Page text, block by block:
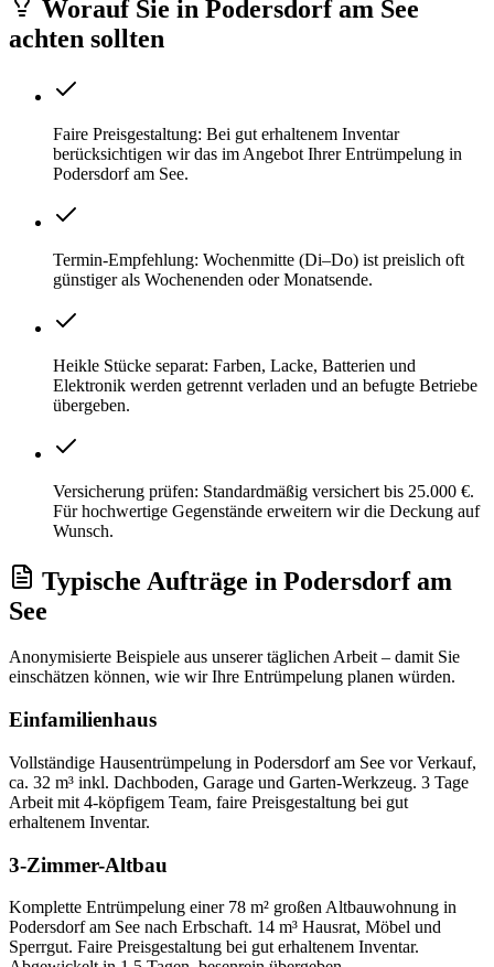
Worauf Sie in Podersdorf am See
achten sollten
Faire Preisgestaltung: Bei gut erhaltenem Inventar
berücksichtigen wir das im Angebot Ihrer Entrümpelung in
Podersdorf am See.
Termin-Empfehlung: Wochenmitte (Di–Do) ist preislich oft
günstiger als Wochenenden oder Monatsende.
Heikle Stücke separat: Farben, Lacke, Batterien und
Elektronik werden getrennt verladen und an befugte Betriebe
übergeben.
Versicherung prüfen: Standardmäßig versichert bis 25.000 €.
Für hochwertige Gegenstände erweitern wir die Deckung auf
Wunsch.
Typische Aufträge in Podersdorf am
See
Anonymisierte Beispiele aus unserer täglichen Arbeit – damit Sie
einschätzen können, wie wir Ihre Entrümpelung planen würden.
Einfamilienhaus
Vollständige Hausentrümpelung in Podersdorf am See vor Verkauf,
ca. 32 m³ inkl. Dachboden, Garage und Garten-Werkzeug. 3 Tage
Arbeit mit 4-köpfigem Team, faire Preisgestaltung bei gut
erhaltenem Inventar.
3-Zimmer-Altbau
Komplette Entrümpelung einer 78 m² großen Altbauwohnung in
Podersdorf am See nach Erbschaft. 14 m³ Hausrat, Möbel und
Sperrgut. Faire Preisgestaltung bei gut erhaltenem Inventar.